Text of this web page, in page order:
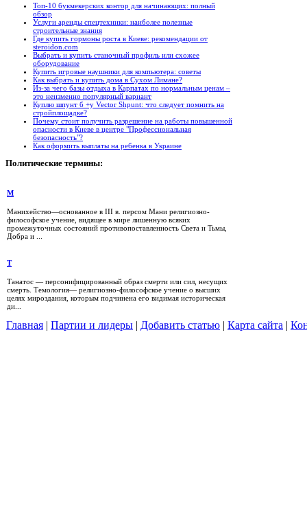
Топ-10 букмекерских контор для начинающих: полный
обзор
Услуги аренды спецтехники: наиболее полезные
строительные знания
Где купить гормоны роста в Киеве: рекомендации от
steroidon.com
Выбрать и купить станочный профиль или схожее
оборудование
Купить игровые наушники для компьютера: советы
Как выбрать и купить дома в Сухом Лимане?
Из-за чего базы отдыха в Карпатах по нормальным ценам –
это неизменно популярный вариант
Куплю шпунт б +у Vector Shpunt: что следует помнить на
стройплощадке?
Почему стоит получить разрешение на работы повышенной
опасности в Киеве в центре "Профессиональная
безопасность"?
Как оформить выплаты на ребенка в Украине
Политические термины:
М
Манихейство—основанное в III в. персом Мани религиозно-
философское учение, видящее в мире лишенную всяких
промежуточных состояний противопоставленность Света и Тьмы,
Добра и ...
Т
Танатос — персонифицированный образ смерти или сил, несущих
смерть. Темология— религиозно-философское учение о высших
целях мироздания, которым подчинена его видимая историческая
ди...
Главная | Партии и лидеры | Добавить статью | Карта сайта |